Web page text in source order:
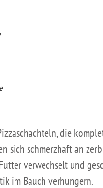
die
sich schmerzhaft an
verwechselt und
im Bauch verhungern.